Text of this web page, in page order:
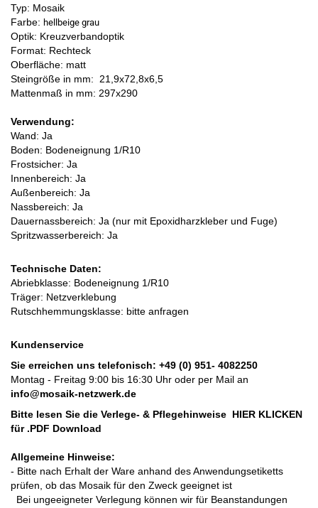
Typ: Mosaik
Farbe: hellbeige grau
Optik: Kreuzverbandoptik
Format: Rechteck
Oberfläche: matt
Steingröße in mm:
21,9x72,8x6,5
Mattenmaß in mm: 297x290
Verwendung:
Wand: Ja
Boden: Bodeneignung 1/R10
Frostsicher: Ja
Innenbereich: Ja
Außenbereich: Ja
Nassbereich: Ja
Dauernassbereich: Ja (nur mit Epoxidharzkleber und Fuge)
Spritzwasserbereich: Ja
Technische Daten:
Abriebklasse: Bodeneignung 1/R10
Träger: Netzverklebung
Rutschhemmungsklasse: bitte anfragen
Kundenservice
Sie erreichen uns telefonisch: +49 (0) 951- 4082250
Montag - Freitag 9:00 bis 16:30 Uhr oder per Mail an
info@mosaik-netzwerk.de
Bitte lesen Sie die Verlege- & Pflegehinweise HIER KLICKEN
für .PDF Download
Allgemeine Hinweise:
- Bitte nach Erhalt der Ware anhand des Anwendungsetiketts
prüfen, ob das Mosaik für den Zweck geeignet ist
Bei ungeeigneter Verlegung können wir für Beanstandungen